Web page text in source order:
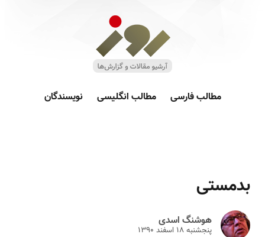
مطالب فارسی مطالب انگلیسی نویسندگان
بدمستی
هوشنگ اسدی
پنجشنبه ۱۸ اسفند ۱۳۹۰